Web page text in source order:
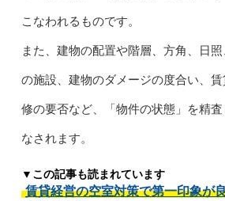
こなわれるものです。
また、建物の配置や階層、方角、日
の施設、建物のダメージの度合い、
修の要否など、「物件の状態」を精
なされます。
▼この記事も読まれています
賃貸経営の空室対策で第一印象が